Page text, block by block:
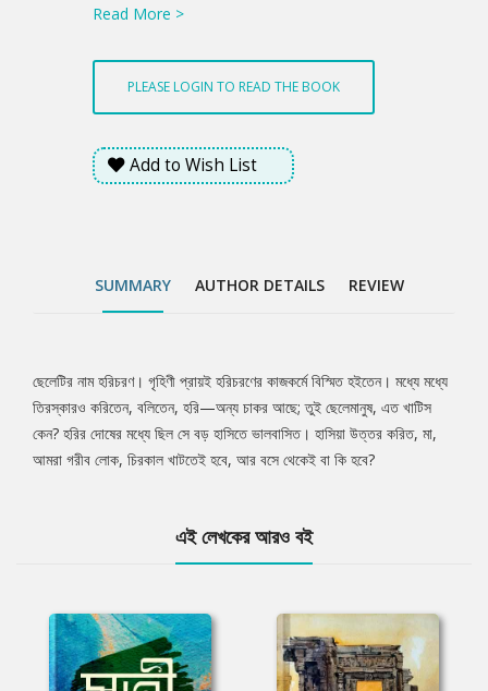
ছেলেমানুষ, এত খাটিস কেন? হরির দোষের মধ্যে ছিল সে বড় হাসিতে
হবে, আর বসে থেকেই বা কি হবে?
Read More >
PLEASE LOGIN TO READ THE BOOK
Add to Wish List
SUMMARY AUTHOR DETAILS REVIEW
Tab
Article
ছেলেটির নাম হরিচরণ। গৃহিণী প্রায়ই হরিচরণের কাজকর্মে বিস্মিত হইতেন। মধ্যে মধ্যে
তিরস্কারও করিতেন, বলিতেন, হরি—অন্য চাকর আছে; তুই ছেলেমানুষ, এত খাটিস
কেন? হরির দোষের মধ্যে ছিল সে বড় হাসিতে ভালবাসিত। হাসিয়া উত্তর করিত, মা,
আমরা গরীব লোক, চিরকাল খাটতেই হবে, আর বসে থেকেই বা কি হবে?
এই লেখকের আরও বই